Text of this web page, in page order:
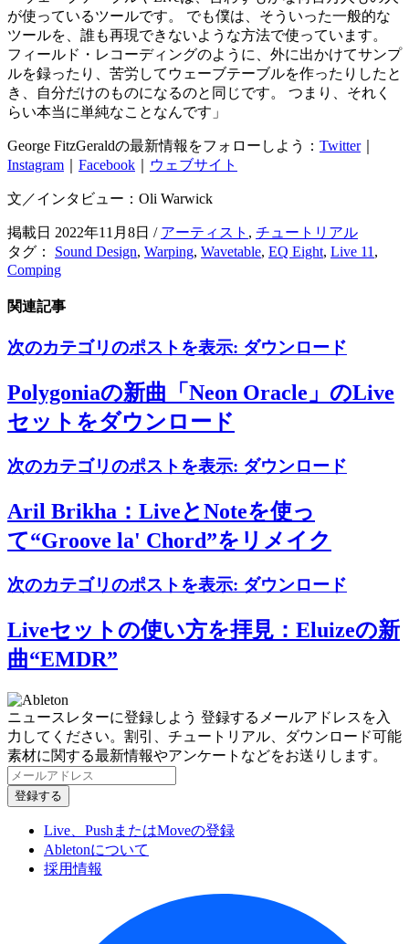
が使っているツールです。 でも僕は、そういった一般的な
ツールを、誰も再現できないような方法で使っています。
フィールド・レコーディングのように、外に出かけてサンプ
ルを録ったり、苦労してウェーブテーブルを作ったりしたと
き、自分だけのものになるのと同じです。 つまり、それく
らい本当に単純なことなんです」
George FitzGeraldの最新情報をフォローしよう： Twitter｜
Instagram
Facebook ウェブサイト
文／インタビュー：Oli Warwick
掲載日 2022年11月8日 / アーティスト , チュートリアル
タグ： Sound Design, Warping, Wavetable, EQ Eight, Live 11 ,
Comping
関連記事
次のカテゴリのポストを表示: ダウンロード
Polygoniaの新曲「Neon Oracle」のLive
セットをダウンロード
次のカテゴリのポストを表示: ダウンロード
Aril Brikha：LiveとNoteを使っ
て“Groove la' Chord”をリメイク
次のカテゴリのポストを表示: ダウンロード
Liveセットの使い方を拝見：Eluizeの新
曲“EMDR”
ニュースレターに登録しよう 登録するメールアドレスを入
力してください。割引、チュートリアル、ダウンロード可能
素材に関する最新情報やアンケートなどをお送りします。
Live、PushまたはMoveの登録
Abletonについて
採用情報